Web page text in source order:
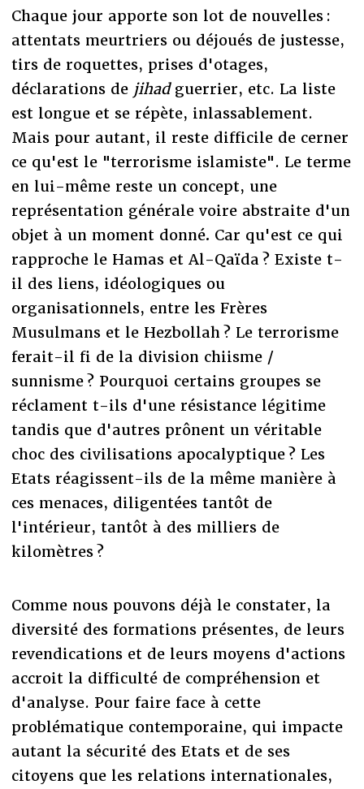
Chaque jour apporte son lot de nouvelles :
attentats meurtriers ou déjoués de justesse,
tirs de roquettes, prises d'otages,
déclarations de jihadguerrier, etc. La liste
est longue et se répète, inlassablement.
Mais pour autant, il reste difficile de cerner
ce qu'est le "terrorisme islamiste". Le terme
en lui-même reste un concept, une
représentation générale voire abstraite d'un
objet à un moment donné. Car qu'est ce qui
rapproche le Hamas et Al-Qaïda ? Existe t-
il des liens, idéologiques ou
organisationnels, entre les Frères
Musulmans et le Hezbollah ? Le terrorisme
ferait-il fi de la division chiisme /
sunnisme ? Pourquoi certains groupes se
réclament t-ils d'une résistance légitime
tandis que d'autres prônent un véritable
choc des civilisations apocalyptique ? Les
Etats réagissent-ils de la même manière à
ces menaces, diligentées tantôt de
l'intérieur, tantôt à des milliers de
kilomètres ?
Comme nous pouvons déjà le constater, la
diversité des formations présentes, de leurs
revendications et de leurs moyens d'actions
accroit la difficulté de compréhension et
d'analyse. Pour faire face à cette
problématique contemporaine, qui impacte
autant la sécurité des Etats et de ses
citoyens que les relations internationales,